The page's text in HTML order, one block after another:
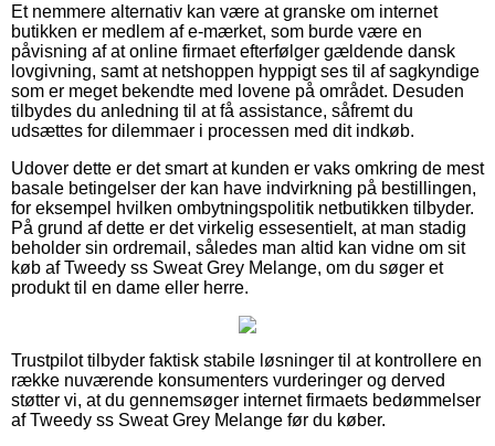
Et nemmere alternativ kan være at granske om internet
butikken er medlem af e-mærket, som burde være en
påvisning af at online firmaet efterfølger gældende dansk
lovgivning, samt at netshoppen hyppigt ses til af sagkyndige
som er meget bekendte med lovene på området. Desuden
tilbydes du anledning til at få assistance, såfremt du
udsættes for dilemmaer i processen med dit indkøb.
Udover dette er det smart at kunden er vaks omkring de mest
basale betingelser der kan have indvirkning på bestillingen,
for eksempel hvilken ombytningspolitik netbutikken tilbyder.
På grund af dette er det virkelig essesentielt, at man stadig
beholder sin ordremail, således man altid kan vidne om sit
køb af Tweedy ss Sweat Grey Melange, om du søger et
produkt til en dame eller herre.
Trustpilot tilbyder faktisk stabile løsninger til at kontrollere en
række nuværende konsumenters vurderinger og derved
støtter vi, at du gennemsøger internet firmaets bedømmelser
af Tweedy ss Sweat Grey Melange før du køber.